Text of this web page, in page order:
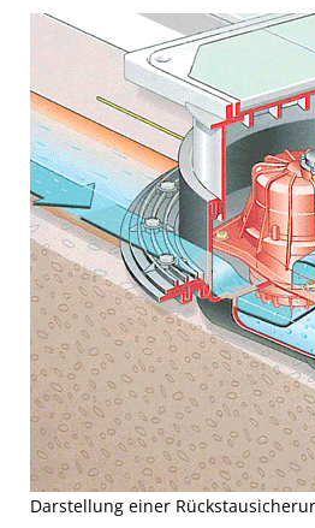
Darstellung einer